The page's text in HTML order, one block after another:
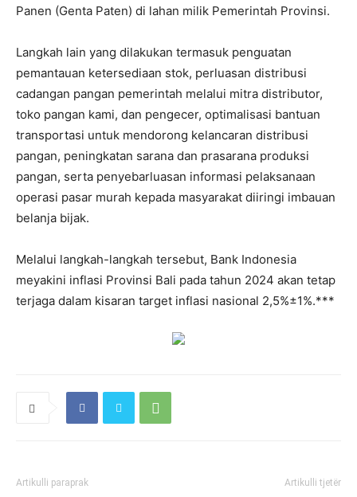
Panen (Genta Paten) di lahan milik Pemerintah Provinsi.
Langkah lain yang dilakukan termasuk penguatan
pemantauan ketersediaan stok, perluasan distribusi
cadangan pangan pemerintah melalui mitra distributor,
toko pangan kami, dan pengecer, optimalisasi bantuan
transportasi untuk mendorong kelancaran distribusi
pangan, peningkatan sarana dan prasarana produksi
pangan, serta penyebarluasan informasi pelaksanaan
operasi pasar murah kepada masyarakat diiringi imbauan
belanja bijak.
Melalui langkah-langkah tersebut, Bank Indonesia
meyakini inflasi Provinsi Bali pada tahun 2024 akan tetap
terjaga dalam kisaran target inflasi nasional 2,5%±1%.***
Artikulli paraprak Artikulli tjetër